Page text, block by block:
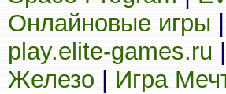
Онлайновые игры
play.elite-games.ru
Железо
Игра